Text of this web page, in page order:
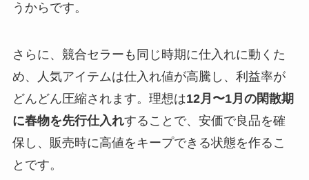
うからです。
さらに、競合セラーも同じ時期に仕入れに動くた
め、人気アイテムは仕入れ値が高騰し、利益率が
どんどん圧縮されます。理想は12月〜1月の閑散期
に春物を先行仕入れすることで、安価で良品を確
保し、販売時に高値をキープできる状態を作るこ
とです。